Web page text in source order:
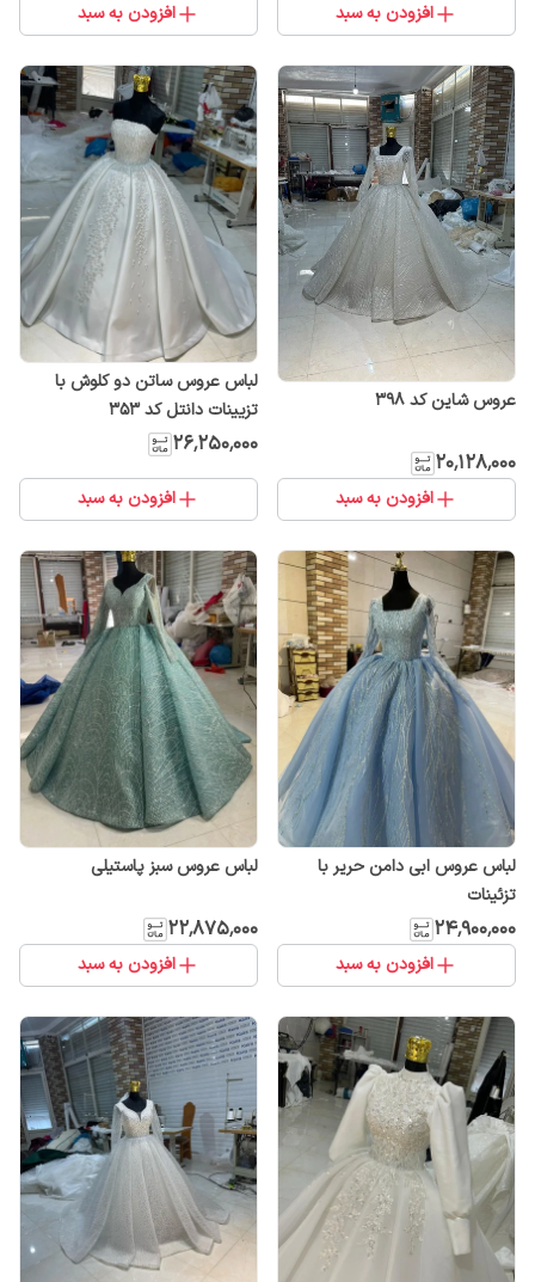
افزودن به سبد افزودن به سبد
عروس شاین کد ۳۹۸
۲۰٬۱۲۸٬۰۰۰
افزودن به سبد
لباس عروس ساتن دو کلوش با
تزیینات دانتل کد ۳۵۳
۲۶٬۲۵۰٬۰۰۰
افزودن به سبد
لباس عروس ابی دامن حریر با
تزئینات
۲۴٬۹۰۰٬۰۰۰
افزودن به سبد
لباس عروس سبز پاستیلی
۲۲٬۸۷۵٬۰۰۰
افزودن به سبد